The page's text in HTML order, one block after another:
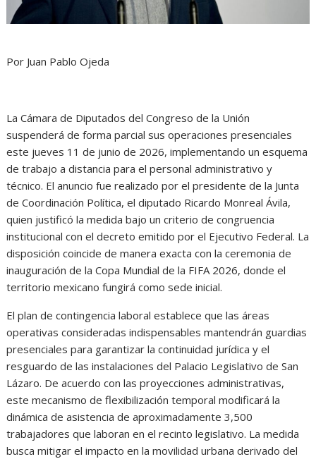
Por Juan Pablo Ojeda
La Cámara de Diputados del Congreso de la Unión
suspenderá de forma parcial sus operaciones presenciales
este jueves 11 de junio de 2026, implementando un esquema
de trabajo a distancia para el personal administrativo y
técnico. El anuncio fue realizado por el presidente de la Junta
de Coordinación Política, el diputado Ricardo Monreal Ávila,
quien justificó la medida bajo un criterio de congruencia
institucional con el decreto emitido por el Ejecutivo Federal. La
disposición coincide de manera exacta con la ceremonia de
inauguración de la Copa Mundial de la FIFA 2026, donde el
territorio mexicano fungirá como sede inicial.
El plan de contingencia laboral establece que las áreas
operativas consideradas indispensables mantendrán guardias
presenciales para garantizar la continuidad jurídica y el
resguardo de las instalaciones del Palacio Legislativo de San
Lázaro. De acuerdo con las proyecciones administrativas,
este mecanismo de flexibilización temporal modificará la
dinámica de asistencia de aproximadamente 3,500
trabajadores que laboran en el recinto legislativo. La medida
busca mitigar el impacto en la movilidad urbana derivado del